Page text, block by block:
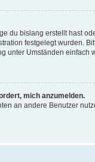
du bislang erstellt hast
festgelegt
unter Umständen einfach
mich anzumelden.
an andere Benutzer